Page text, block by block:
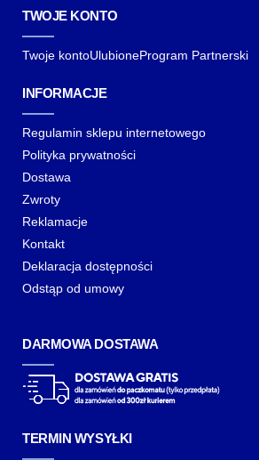
TWOJE KONTO
Twoje kontoUlubioneProgram Partnerski
INFORMACJE
Regulamin sklepu internetowego
Polityka prywatności
Dostawa
Zwroty
Reklamacje
Kontakt
Deklaracja dostępności
Odstąp od umowy
DARMOWA DOSTAWA
TERMIN WYSYŁKI